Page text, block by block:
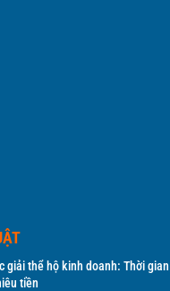
giải thể hộ kinh doanh: Thời
tiền